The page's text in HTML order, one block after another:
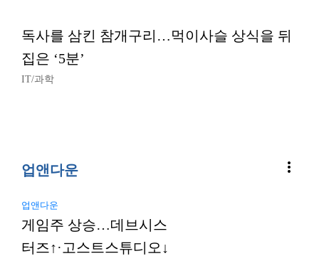
독사를 삼킨 참개구리…먹이사슬 상식을 뒤
집은 ‘5분’
IT/과학
업앤다운 more_vert
업앤다운
게임주 상승…데브시스
터즈↑·고스트스튜디오↓